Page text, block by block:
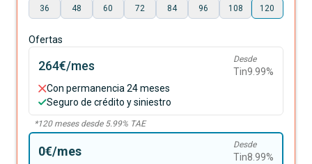
36 48 60 72 84 96 108 120
Ofertas
264€/mes Desde
Tin9.99%
Con permanencia 24 meses
Seguro de crédito y siniestro
*120meses desde 5.99% TAE
0€/mes Desde
Tin8.99%